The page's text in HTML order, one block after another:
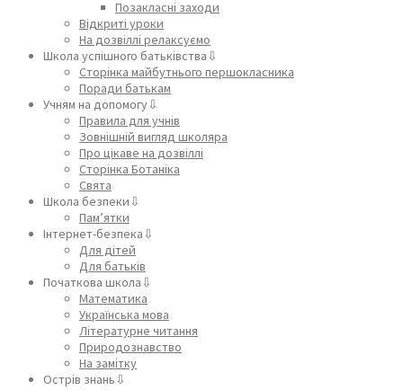
Позакласні заходи
Відкриті уроки
На дозвіллі релаксуємо
Школа успішного батьківства⇩
Сторінка майбутнього першокласника
Поради батькам
Учням на допомогу⇩
Правила для учнів
Зовнішній вигляд школяра
Про цікаве на дозвіллі
Сторінка Ботаніка
Свята
Школа безпеки⇩
Пам’ятки
Інтернет-безпека⇩
Для дітей
Для батьків
Початкова школа⇩
Математика
Українська мова
Літературне читання
Природознавство
На замітку
Острів знань⇩